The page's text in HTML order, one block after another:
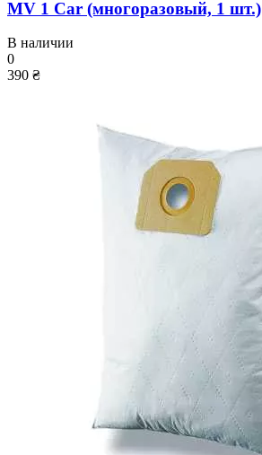
MV 1 Car (многоразовый, 1 шт.)
В наличии
0
390 ₴